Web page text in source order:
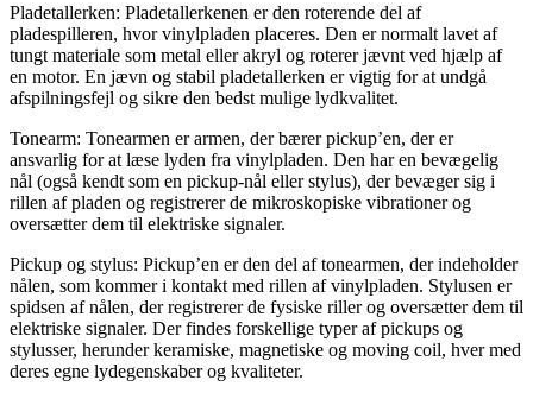
Pladetallerken: Pladetallerkenen er den roterende del af
pladespilleren, hvor vinylpladen placeres. Den er normalt lavet af
tungt materiale som metal eller akryl og roterer jævnt ved hjælp af
en motor. En jævn og stabil pladetallerken er vigtig for at undgå
afspilningsfejl og sikre den bedst mulige lydkvalitet.
Tonearm: Tonearmen er armen, der bærer pickup’en, der er
ansvarlig for at læse lyden fra vinylpladen. Den har en bevægelig
nål (også kendt som en pickup-nål eller stylus), der bevæger sig i
rillen af pladen og registrerer de mikroskopiske vibrationer og
oversætter dem til elektriske signaler.
Pickup og stylus: Pickup’en er den del af tonearmen, der indeholder
nålen, som kommer i kontakt med rillen af vinylpladen. Stylusen er
spidsen af nålen, der registrerer de fysiske riller og oversætter dem til
elektriske signaler. Der findes forskellige typer af pickups og
stylusser, herunder keramiske, magnetiske og moving coil, hver med
deres egne lydegenskaber og kvaliteter.